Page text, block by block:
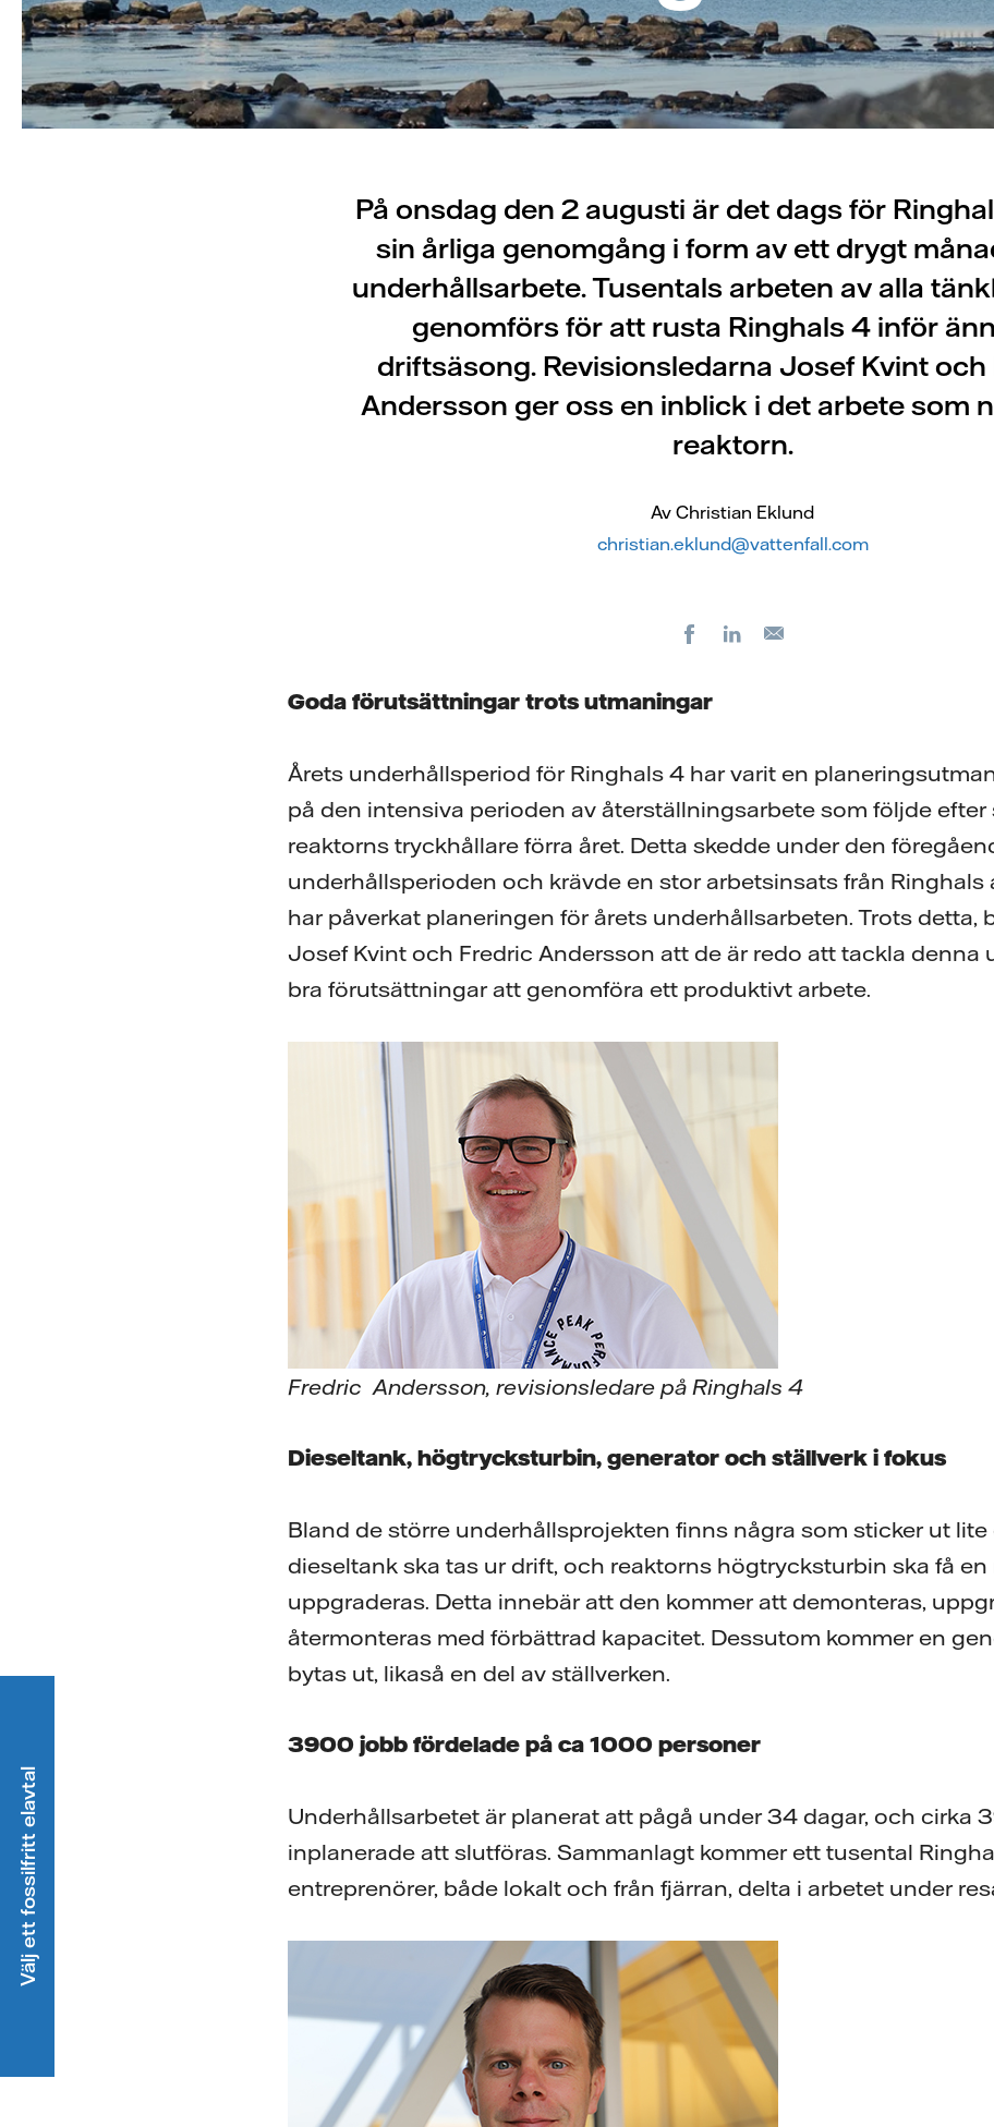
På onsdag den 2 augusti är det dags för
sin årliga genomgång i form av ett drygt
underhållsarbete. Tusentals arbeten av alla
genomförs för att rusta Ringhals 4 inför
driftsäsong. Revisionsledarna Josef Kvint och
Andersson ger oss en inblick i det arbete som
reaktorn.
Av Christian Eklund
christian.eklund@vattenfall.com
FacebookLinkedIn
Goda förutsättningar trots utmaningar
Årets underhållsperiod för Ringhals 4 har varit en
på den intensiva perioden av återställningsarbete som följde efter
reaktorns tryckhållare förra året. Detta skedde under den
underhållsperioden och krävde en stor arbetsinsats från Ringhals
har påverkat planeringen för årets underhållsarbeten. Trots detta,
Josef Kvint och Fredric Andersson att de är redo att tackla denna
bra förutsättningar att genomföra ett produktivt arbete.
Fredric Andersson, revisionsledare på Ringhals 4
Dieseltank, högtrycksturbin, generator och ställverk i fokus
Bland de större underhållsprojekten finns några som sticker ut lite
dieseltank ska tas ur drift, och reaktorns högtrycksturbin ska få
uppgraderas. Detta innebär att den kommer att demonteras,
återmonteras med förbättrad kapacitet. Dessutom kommer en
bytas ut, likaså en del av ställverken.
3900 jobb fördelade på ca 1000 personer
Underhållsarbetet är planerat att pågå under 34 dagar, och cirka
inplanerade att slutföras. Sammanlagt kommer ett tusental
entreprenörer, både lokalt och från fjärran, delta i arbetet under
Välj ett fossilfritt elavtal